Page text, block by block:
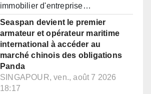
immobilier d'entreprise…
Seaspan devient le premier
armateur et opérateur maritime
international à accéder au
marché chinois des obligations
Panda
SINGAPOUR, ven., août 7 2026
18:17